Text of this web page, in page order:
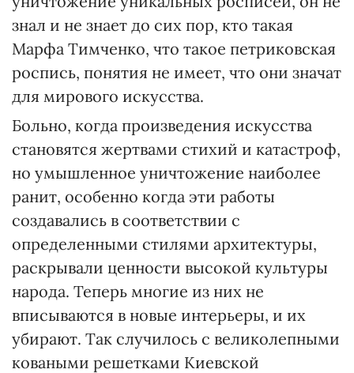
знал и не знает до сих пор, кто такая
Марфа Тимченко, что такое петриковская
роспись, понятия не имеет, что они значат
для мирового искусства.
Больно, когда произведения искусства
становятся жертвами стихий и катастроф,
но умышленное уничтожение наиболее
ранит, особенно когда эти работы
создавались в соответствии с
определенными стилями архитектуры,
раскрывали ценности высокой культуры
народа. Теперь многие из них не
вписываются в новые интерьеры, и их
убирают. Так случилось с великолепными
коваными решетками Киевской